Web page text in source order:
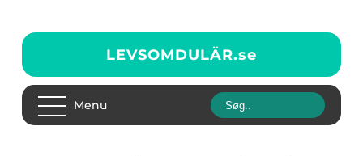
LEVSOMDULÄR.se
Menu